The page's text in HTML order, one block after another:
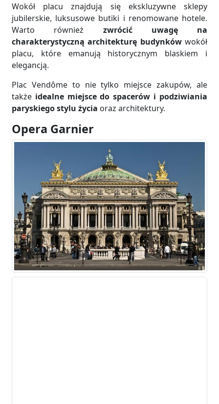
Wokół placu znajdują się ekskluzywne sklepy
jubilerskie, luksusowe butiki i renomowane hotele.
Warto również zwrócić uwagę na
charakterystyczną architekturę budynkówwokół
placu, które emanują historycznym blaskiem i
elegancją.
Plac Vendôme to nie tylko miejsce zakupów, ale
także idealne miejsce do spacerów i podziwiania
paryskiego stylu życia oraz architektury.
Opera Garnier